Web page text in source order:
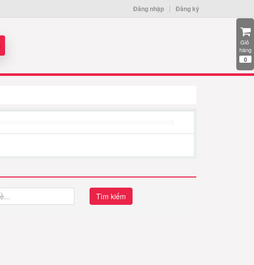
Đăng nhập Đăng ký
Tìm kiếm
Giỏ
hàng
0